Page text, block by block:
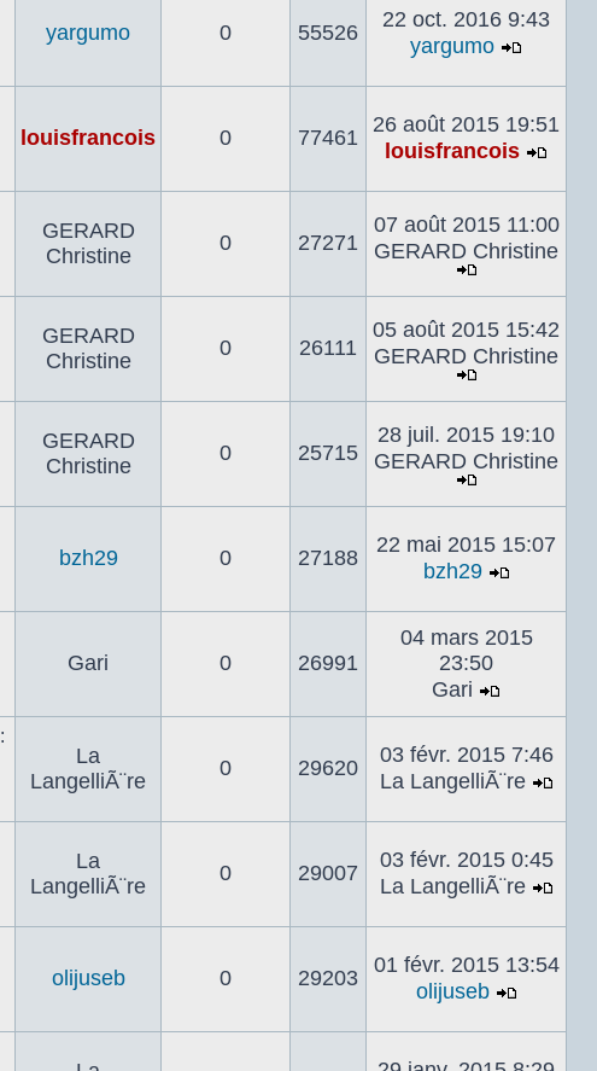
dernier
yargumo 0 55526
22 oct. 2016 9:43
yargumo
le
dernier
louisfrancois 0 77461
26 août 2015 19:51
louisfrancois
le
GERARD
Christine
0 27271
07 août 2015 11:00
GERARD Christine
dernier
message
GERARD
Christine
0 26111
05 août 2015 15:42
GERARD Christine
dernier
message
GERARD
Christine
0 25715
28 juil. 2015 19:10
GERARD Christine
dernier
message
bzh29 0 27188
22 mai 2015 15:07
bzh29
le
dernier
Gari 0 26991
04 mars 2015
23:50
Gari
dernier
message
:
La
LangelliÃ¨re
0 29620
03 févr. 2015 7:46
La LangelliÃ¨re
le
La
LangelliÃ¨re
0 29007
03 févr. 2015 0:45
La LangelliÃ¨re
le
olijuseb 0 29203
01 févr. 2015 13:54
olijuseb
le
dernier